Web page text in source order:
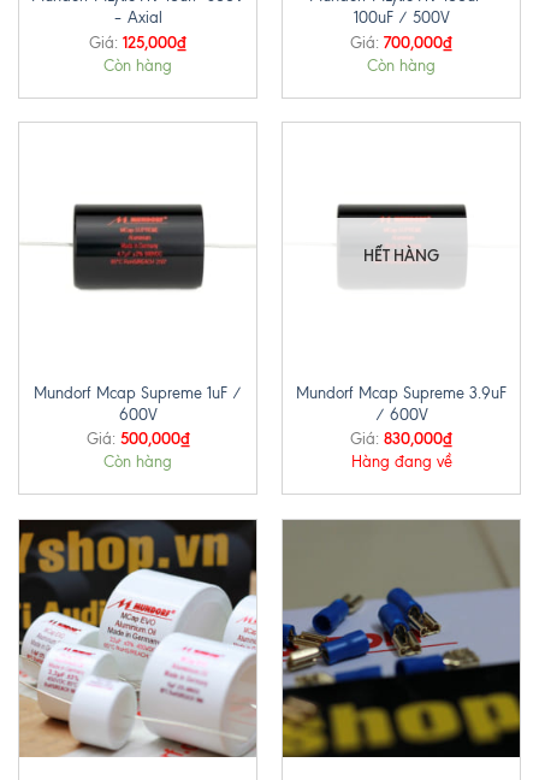
– Axial
Giá: 125,000₫
Còn hàng
100uF / 500V
Giá: 700,000₫
Còn hàng
Mundorf Mcap Supreme 1uF /
600V
Giá: 500,000₫
Còn hàng
HẾT HÀNG
Mundorf Mcap Supreme 3.9uF
/ 600V
Giá: 830,000₫
Hàng đang về